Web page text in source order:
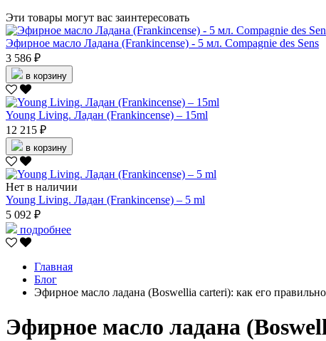
Эти товары могут вас заинтересовать
Эфирное масло Ладана (Frankincense) - 5 мл. Compagnie des Sens
3 586 ₽
в корзину
Young Living. Ладан (Frankincense) – 15ml
12 215 ₽
в корзину
Нет в наличии
Young Living. Ладан (Frankincense) – 5 ml
5 092 ₽
подробнее
Главная
Блог
Эфирное масло ладана (Boswellia carteri): как его правильно
Эфирное масло ладана